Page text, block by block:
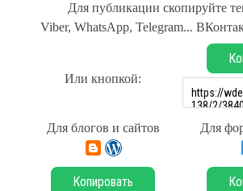
Для публикации скопируйте
Viber, WhatsApp, Telegram...
Или кнопкой:
Для блогов и сайтов Для
Копировать